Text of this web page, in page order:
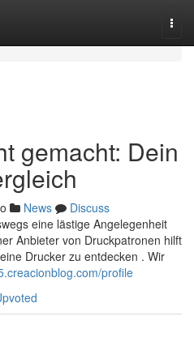
gemacht: Dein
News
Discuss
eine lästige Angelegenheit
Anbieter von Druckpatronen hilft
Drucker zu entdecken . Wir
profile